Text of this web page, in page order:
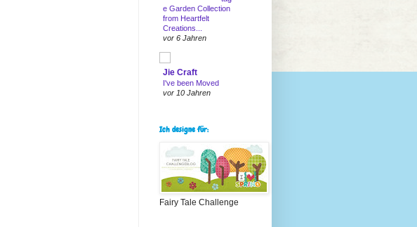
e Garden Collection
from Heartfelt
Creations...
vor 6 Jahren
Jie Craft
I've been Moved
vor 10 Jahren
Ich designe für:
Fairy Tale Challenge